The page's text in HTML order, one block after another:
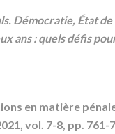
Démocratie, État
ans : quels défis
en matière
vol. 7-8, pp. 761-